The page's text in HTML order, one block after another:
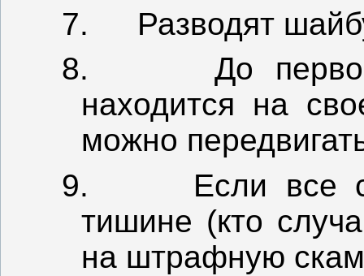
7.
Разводят
8.
До
находится на
можно
9.
Если все
тишине (кто
на штрафную